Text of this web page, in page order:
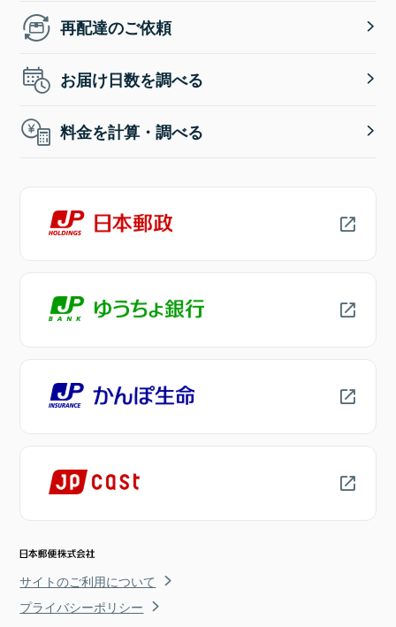
再配達のご依頼
お届け日数を調べる
料金を計算・調べる
サイトのご利用について
プライバシーポリシー